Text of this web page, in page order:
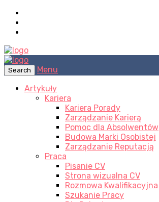
Search
Menu
Artykuły
Kariera
Kariera Porady
Zarządzanie Karierą
Pomoc dla Absolwentów
Budowa Marki Osobistej
Zarządzanie Reputacją
Praca
Pisanie CV
Strona wizualna CV
Rozmowa Kwalifikacyjna
Szukanie Pracy